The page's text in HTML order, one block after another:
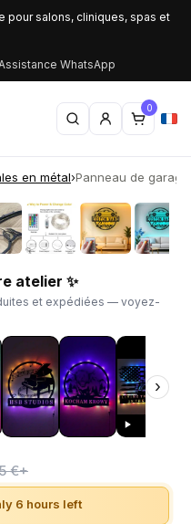
pour salons, cliniques, spas et
Assistance WhatsApp
0
en métal›Panneau de
›
atelier ✨
et expédiées — voyez-
›
€+
6 hours left